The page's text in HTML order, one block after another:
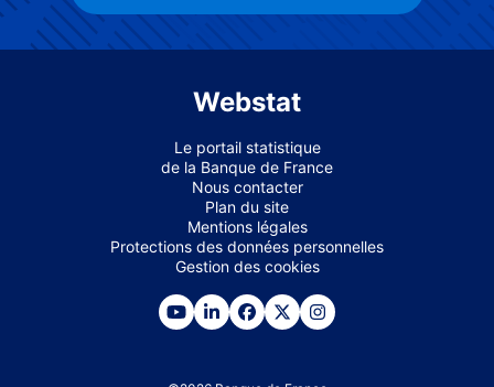
Webstat
Le portail statistique
de la Banque de France
Nous contacter
Plan du site
Mentions légales
Protections des données personnelles
Gestion des cookies